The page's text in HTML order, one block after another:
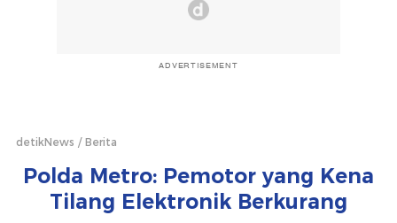
ADVERTISEMENT
detikNews Berita
Polda Metro: Pemotor yang Kena
Tilang Elektronik Berkurang